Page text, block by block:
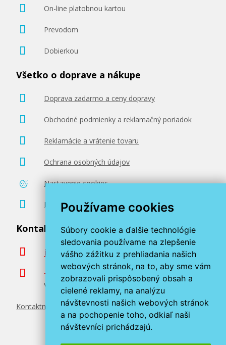
Používame cookies
Súbory cookie a ďalšie technológie
sledovania používame na zlepšenie
vášho zážitku z prehliadania našich
webových stránok, na to, aby sme vám
zobrazovali prispôsobený obsah a
cielené reklamy, na analýzu
návštevnosti našich webových stránok
a na pochopenie toho, odkiaľ naši
návštevníci prichádzajú.
On-line platobnou kartou
Prevodom
Dobierkou
Všetko o doprave a nákupe
Doprava zadarmo a ceny dopravy
Obchodné podmienky a reklamačný poriadok
Reklamácie a vrátenie tovaru
Ochrana osobných údajov
Nastavenie cookies
Poradenstvo zadarmo
Kontaktujte nás
info@miroluk.sk
+420 377 222 313
Volajte v pracovné dni od 8. do 17. hod.
Kontaktné údaje